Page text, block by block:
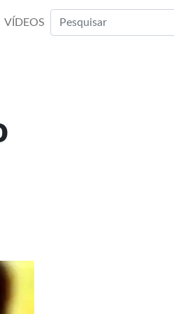
VÍDEOS